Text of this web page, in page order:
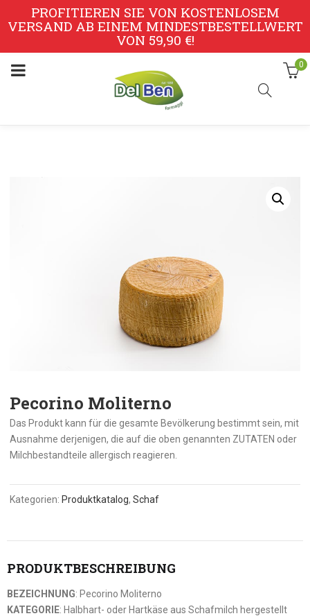
PROFITIEREN SIE VON KOSTENLOSEM
VERSAND AB EINEM MINDESTBESTELLWERT
VON 59,90 €!
0
Pecorino Moliterno
Das Produkt kann für die gesamte Bevölkerung bestimmt sein, mit
Ausnahme derjenigen, die auf die oben genannten ZUTATEN oder
Milchbestandteile allergisch reagieren.
Kategorien: Produktkatalog,Schaf
PRODUKTBESCHREIBUNG
BEZEICHNUNG: Pecorino Moliterno
KATEGORIE: Halbhart- oder Hartkäse aus Schafmilch hergestellt